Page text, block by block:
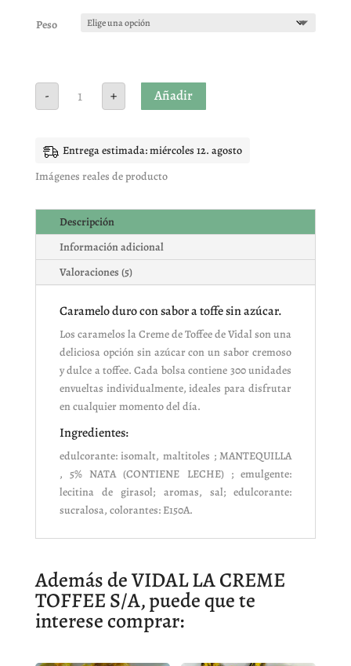
5 en base
a
Peso
- + Añadir
Entrega estimada: miércoles 12. agosto
Imágenes reales de producto
Descripción
Información adicional
Valoraciones (5)
Caramelo duro con sabor a toffe sin azúcar.
Los caramelos la Creme de Toffee de Vidal son una
deliciosa opción sin azúcar con un sabor cremoso
y dulce a toffee. Cada bolsa contiene 300 unidades
envueltas individualmente, ideales para disfrutar
en cualquier momento del día.
Ingredientes:
edulcorante: isomalt, maltitoles ; MANTEQUILLA
, 5% NATA (CONTIENE LECHE) ; emulgente:
lecitina de girasol; aromas, sal; edulcorante:
sucralosa, colorantes: E150A.
Además de VIDAL LA CREME
TOFFEE S/A, puede que te
interese comprar: